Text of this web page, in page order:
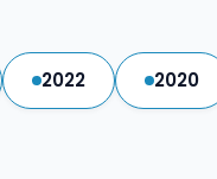
2022 2020